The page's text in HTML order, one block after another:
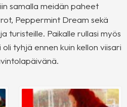
samalla meidän paheet
Peppermint Dream sekä
turisteille. Paikalle rullasi myös
tyhjä ennen kuin kellon viisari